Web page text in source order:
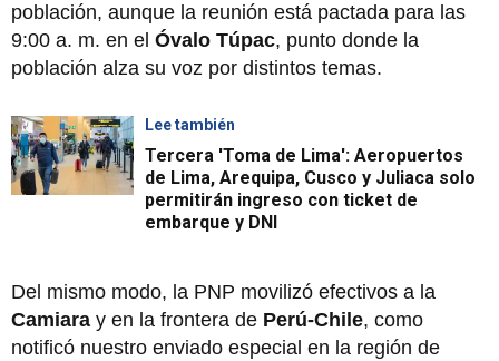
población, aunque la reunión está pactada para las
9:00 a. m. en el Óvalo Túpac, punto donde la
población alza su voz por distintos temas.
Lee también
Tercera 'Toma de Lima': Aeropuertos
de Lima, Arequipa, Cusco y Juliaca solo
permitirán ingreso con ticket de
embarque y DNI
Del mismo modo, la PNP movilizó efectivos a la
Camiara y en la frontera de Perú-Chile, como
notificó nuestro enviado especial en la región de